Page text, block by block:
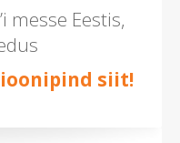
messe Eestis,
siit!